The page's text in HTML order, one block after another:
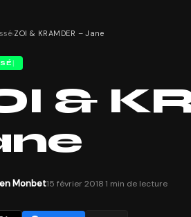
›ZOI & KRAMDER – Jane
&
Monbet15 février 20181 min de lecture